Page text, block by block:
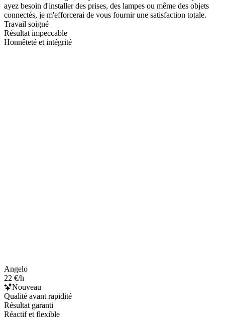
ayez besoin d'installer des prises, des lampes ou même des objets
connectés, je m'efforcerai de vous fournir une satisfaction totale.
Travail soigné
Résultat impeccable
Honnêteté et intégrité
Angelo
22 €/h
Nouveau
Qualité avant rapidité
Résultat garanti
Réactif et flexible